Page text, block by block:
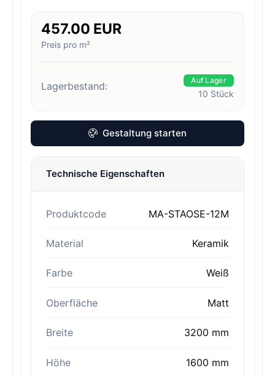
457.00 EUR
Preis pro m²
Lagerbestand: Auf Lager
10 Stück
Gestaltung starten
Technische Eigenschaften
Produktcode MA-STAOSE-12M
Material Keramik
Farbe Weiß
Oberfläche Matt
Breite 3200 mm
Höhe 1600 mm